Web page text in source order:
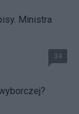
Ministra
34